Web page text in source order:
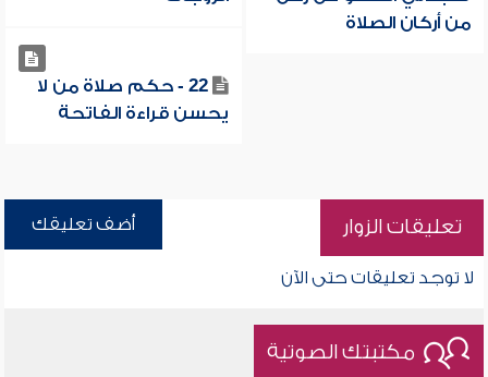
من أركان الصلاة
22 - حكم صلاة من لا
يحسن قراءة الفاتحة
تعليقات الزوار أضف تعليقك
لا توجد تعليقات حتى الآن
مكتبتك الصوتية